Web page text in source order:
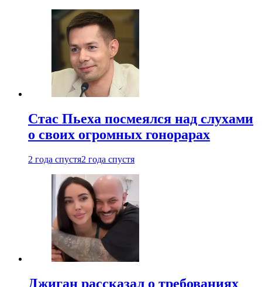
Стас Пьеха посмеялся над слухами
о своих огромных гонорарах
2 года спустя2 года спустя
Джиган рассказал о требованиях